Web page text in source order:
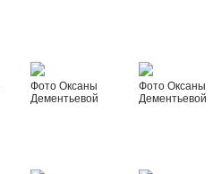
Фото Оксаны
Дементьевой
Фото Оксаны
Дементьевой